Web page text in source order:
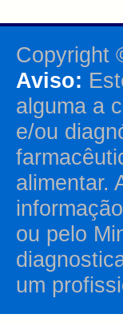
Copyright
Aviso:
alguma a
e/ou
alimentar.
ou pelo
um